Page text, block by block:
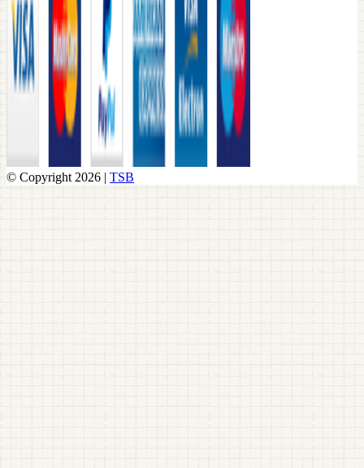
© Copyright 2026 | TSB